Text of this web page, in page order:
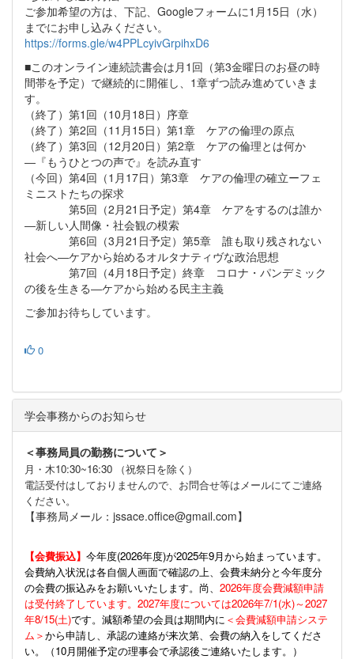
ご参加希望の方は、下記、Googleフォームに1月15日（水）
までにお申し込みください。
https://forms.gle/w4PPLcyivGrpihxD6
■このオンライン連続読書会は月1回（第3金曜日のお昼の時
間帯を予定）で継続的に開催し、1章ずつ読み進めていきま
す。
（終了）第1回（10月18日）序章
（終了）第2回（11月15日）第1章 ケアの倫理の原点
（終了）第3回（12月20日）第2章 ケアの倫理とは何か
―『もうひとつの声で』を読み直す
（今回）第4回（1月17日）第3章 ケアの倫理の確立ーフェ
ミニストたちの探求
第5回（2月21日予定）第4章 ケアをするのは誰か
―新しい人間像・社会観の模索
第6回（3月21日予定）第5章 誰も取り残されない
社会へ―ケアから始めるオルタナティヴな政治思想
第7回（4月18日予定）終章 コロナ・パンデミック
の後を生きる―ケアから始める民主主義
ご参加お待ちしています。
0
学会事務からのお知らせ
＜事務局員の勤務について＞
月・木10:30~16:30 （祝祭日を除く）
電話受付はしておりませんので、お問合せ等はメールにてご連絡
ください。
【事務局メール：jssace.office@gmail.com】
【会費振込】 今年度(2026年度)が2025年9月から始まっています。
会費納入状況は各自個人画面で確認の上、会費未納分と今年度分
の会費の振込みをお願いいたします。尚、 2026年度会費減額申請
は受付終了しています。2027年度については2026年7/1(水)～2027
年8/15(土)です。減額希望の会員は期間内に ＜会費減額申請システ
ム＞から申請し、承認の連絡が来次第、会費の納入をしてくださ
い。（10月開催予定の理事会で承認後ご連絡いたします。）